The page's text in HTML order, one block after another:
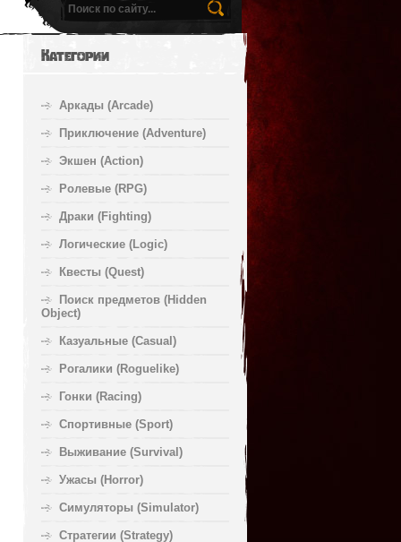
Категории
Аркады (Arcade)
Приключение (Adventure)
Экшен (Action)
Ролевые (RPG)
Драки (Fighting)
Логические (Logic)
Квесты (Quest)
Поиск предметов (Hidden
Object)
Казуальные (Casual)
Рогалики (Roguelike)
Гонки (Racing)
Спортивные (Sport)
Выживание (Survival)
Ужасы (Horror)
Симуляторы (Simulator)
Стратегии (Strategy)